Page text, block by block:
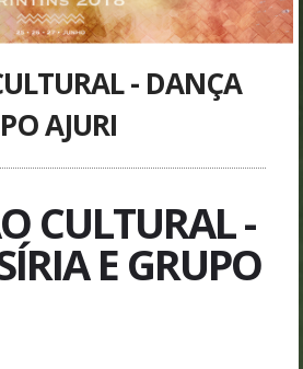
- DANÇA
AJURI
CULTURAL -
E GRUPO